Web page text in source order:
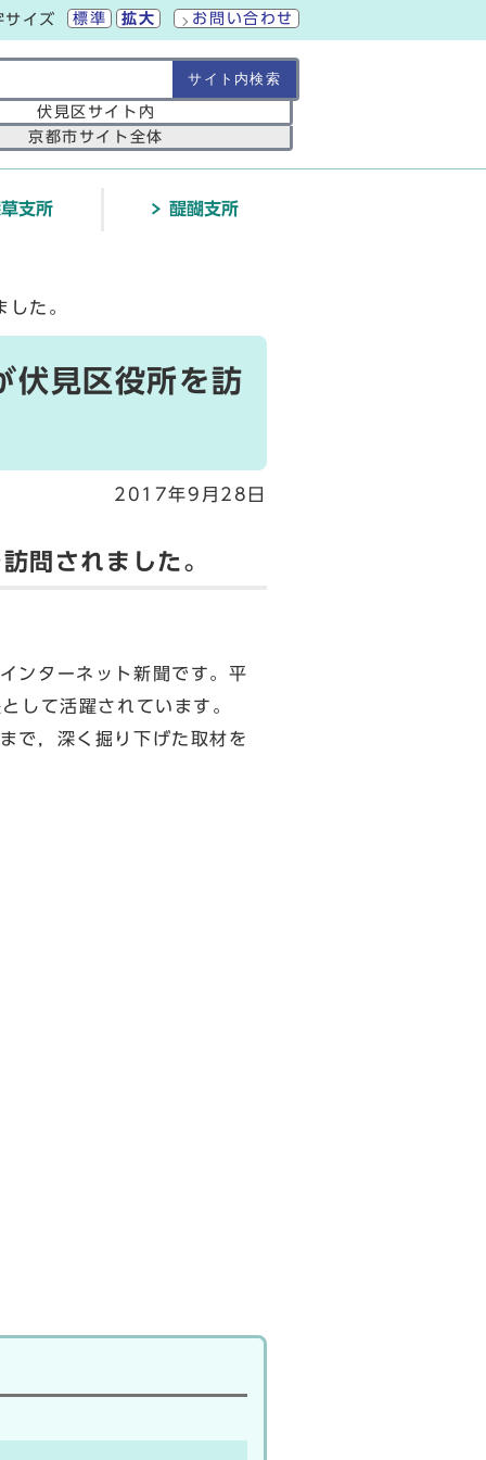
サイズ 標準 拡大 お問い合わせ
伏見区サイト内
京都市サイト全体
支所 醍醐支所
た。
見区役所を訪
2017年9月28日
問されました。
ンターネット新聞です。平
して活躍されています。
で，深く掘り下げた取材を